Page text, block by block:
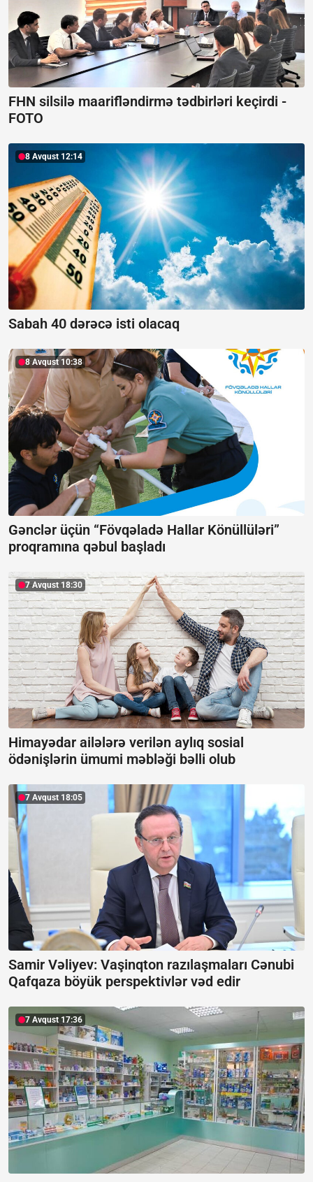
FHN silsilə maarifləndirmə tədbirləri keçirdi -
FOTO
8 Avqust 12:14
Sabah 40 dərəcə isti olacaq
8 Avqust 10:38
Gənclər üçün “Fövqəladə Hallar Könüllüləri”
proqramına qəbul başladı
7 Avqust 18:30
Himayədar ailələrə verilən aylıq sosial
ödənişlərin ümumi məbləği bəlli olub
7 Avqust 18:05
Samir Vəliyev: Vaşinqton razılaşmaları Cənubi
Qafqaza böyük perspektivlər vəd edir
7 Avqust 17:36